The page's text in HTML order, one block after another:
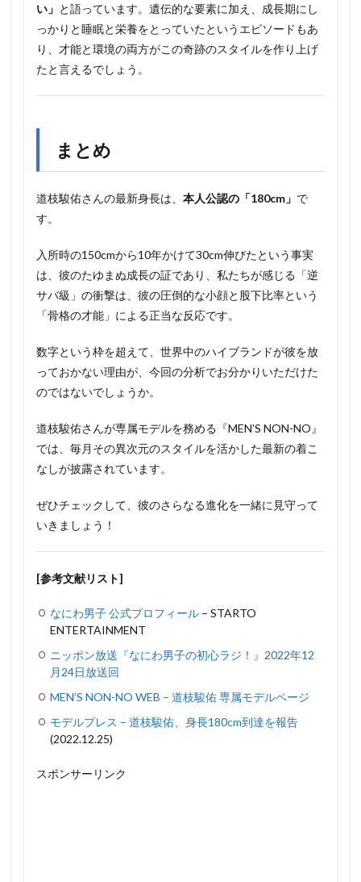
い」 と語っています。遺伝的な要素に加え、成長期にし
っかりと睡眠と栄養をとっていたというエピソードもあ
り、才能と環境の両方がこの奇跡のスタイルを作り上げ
たと言えるでしょう。
まとめ
道枝駿佑さんの最新身長は、 本人公認の「180cm」 で
す。
入所時の150cmから10年かけて30cm伸びたという事実
は、彼のたゆまぬ成長の証であり、私たちが感じる「逆
サバ級」の衝撃は、彼の圧倒的な小顔と股下比率という
「骨格の才能」による正当な反応です。
数字という枠を超えて、世界中のハイブランドが彼を放
っておかない理由が、今回の分析でお分かりいただけた
のではないでしょうか。
道枝駿佑さんが専属モデルを務める『MEN’S NON-NO』
では、毎月その異次元のスタイルを活かした最新の着こ
なしが披露されています。
ぜひチェックして、彼のさらなる進化を一緒に見守って
いきましょう！
[参考文献リスト]
なにわ男子 公式プロフィール – STARTO
ENTERTAINMENT
ニッポン放送『なにわ男子の初心ラジ！』2022年12
月24日放送回
MEN’S NON-NO WEB – 道枝駿佑 専属モデルページ
モデルプレス – 道枝駿佑、身長180cm到達を報告
(2022.12.25)
スポンサーリンク